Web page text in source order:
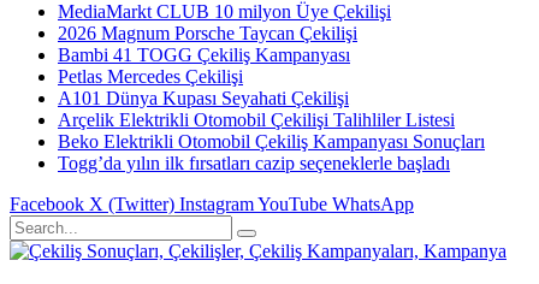
MediaMarkt CLUB 10 milyon Üye Çekilişi
2026 Magnum Porsche Taycan Çekilişi
Bambi 41 TOGG Çekiliş Kampanyası
Petlas Mercedes Çekilişi
A101 Dünya Kupası Seyahati Çekilişi
Arçelik Elektrikli Otomobil Çekilişi Talihliler Listesi
Beko Elektrikli Otomobil Çekiliş Kampanyası Sonuçları
Togg’da yılın ilk fırsatları cazip seçeneklerle başladı
Facebook X (Twitter) InstagramYouTube WhatsApp